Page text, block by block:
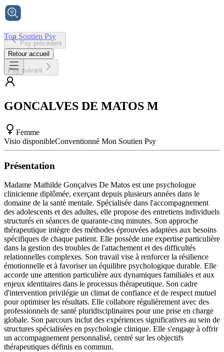
Ton Soutien Psy
Accueil
Psy précédent
Retour accueil
Psy suivant
GONCALVES DE MATOS M
Femme
Visio disponibleConventionné Mon Soutien Psy
Présentation
Madame Mathilde Gonçalves De Matos est une psychologue
clinicienne diplômée, exerçant depuis plusieurs années dans le
domaine de la santé mentale. Spécialisée dans l'accompagnement
des adolescents et des adultes, elle propose des entretiens individuels
structurés en séances de quarante-cinq minutes. Son approche
thérapeutique intègre des méthodes éprouvées adaptées aux besoins
spécifiques de chaque patient. Elle possède une expertise particulière
dans la gestion des troubles de l'attachement et des difficultés
relationnelles complexes. Son travail vise à renforcer la résilience
émotionnelle et à favoriser un équilibre psychologique durable. Elle
accorde une attention particulière aux dynamiques familiales et aux
enjeux identitaires dans le processus thérapeutique. Son cadre
d'intervention privilégie un climat de confiance et de respect mutuel
pour optimiser les résultats. Elle collabore régulièrement avec des
professionnels de santé pluridisciplinaires pour une prise en charge
globale. Son parcours inclut des expériences significatives au sein de
structures spécialisées en psychologie clinique. Elle s'engage à offrir
un accompagnement personnalisé, centré sur les objectifs
thérapeutiques définis en commun.